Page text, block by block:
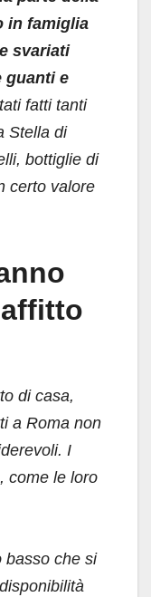
in famiglia
svariati
guanti e
fatti tanti
Stella di
bottiglie di
certo valore
di casa,
a Roma non
I
come le loro
basso che si